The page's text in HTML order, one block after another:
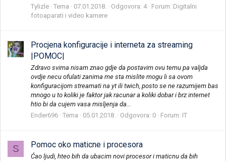
Tylizle Tema 07.01.2018. Odgovora: 4 Forum: Digitalni
fotoaparati i video kamere
Procjena konfiguracije i interneta za streaming
|POMOC|
Zdravo svima nisam znao gdje da postavim ovu temu pa valjda
ovdje necu ofulati zanima me sta mislite mogu li sa ovom
konfiguracijom streamati na yt ili twich, posto se ne razumijem bas
mnogo u to koliki je faktor jak racunar a koliki dobar i brz internet
htio bi da cujem vasa misljenja da...
Ender696 Tema 05.01.2018. Odgovora: 0 Forum: IT
S Pomoc oko maticne i procesora
Ćao ljudi, hteo bih da ubacim novi procesor i maticnu da bih